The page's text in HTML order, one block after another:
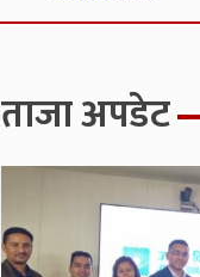
ताजा अपडेट